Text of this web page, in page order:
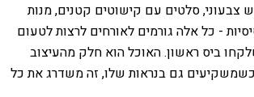
צבעוני, סלטים עם קישוטים קטנים, מנות
- כל אלה גורמים לאורחים לרצות לטעום
ביס ראשון. האוכל הוא חלק מהעיצוב
גם בנראות שלו, זה משדרג את כל